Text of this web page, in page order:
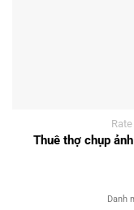
Thuê thợ chụp
Danh